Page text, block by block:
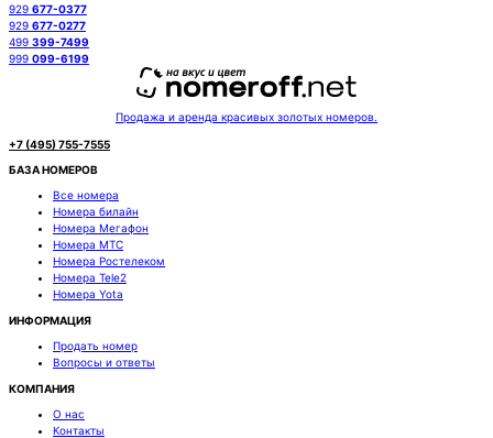
929 677-0377
929 677-0277
499 399-7499
999 099-6199
Продажа и аренда красивых золотых номеров.
+7 (495) 755-7555
БАЗА НОМЕРОВ
Все номера
Номера билайн
Номера Мегафон
Номера МТС
Номера Ростелеком
Номера Tele2
Номера Yota
ИНФОРМАЦИЯ
Продать номер
Вопросы и ответы
КОМПАНИЯ
О нас
Контакты